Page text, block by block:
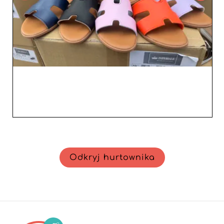
Odkryj hurtownika